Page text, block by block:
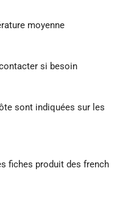
moyenne
si besoin
sont indiquées sur les
fiches produit des french